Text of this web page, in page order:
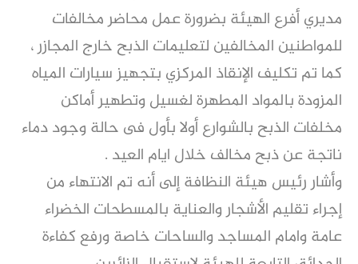
مديري أفرع الهيئة بضرورة عمل محاضر مخالفات
للمواطنين المخالفين لتعليمات الذبح خارج المجازر ،
كما تم تكليف الإنقاذ المركزي بتجهيز سيارات المياه
المزودة بالمواد المطهرة لغسيل وتطهير أماكن
مخلفات الذبح بالشوارع أولا بأول فى حالة وجود دماء
ناتجة عن ذبح مخالف خلال ايام العيد .
وأشار رئيس هيئة النظافة إلى أنه تم الانتهاء من
إجراء تقليم الأشجار والعناية بالمسطحات الخضراء
عامة وامام المساجد والساحات خاصة ورفع كفاءة